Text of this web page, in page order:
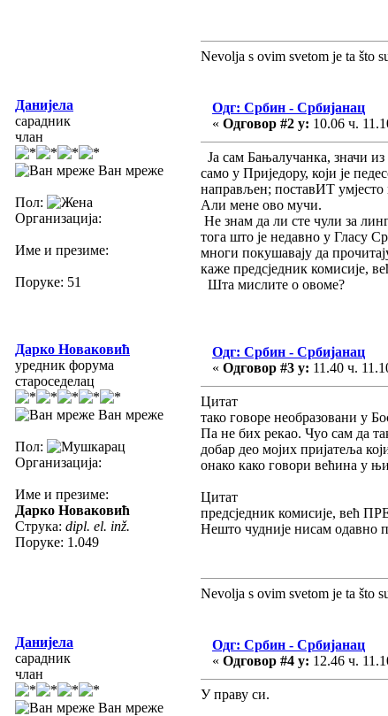
Nevolja s ovim svetom je ta što
Данијела
сарадник
члан
Ван мреже
Пол:
Организација:
Име и презиме:
Поруке: 51
Одг: Србин - Србијанац
« Одговор #2 у: 10.06 ч.
Ја сам Бањалучанка, значи
само у Приједору, који је
направљен; поставИТ
Али мене ово мучи.
Не знам да ли сте чули за
тога што је недавно у Гласу
многи покушавају да
каже предсједник
Шта мислите о овоме?
Дарко Новаковић
уредник форума
староседелац
Ван мреже
Пол:
Организација:
Име и презиме:
Дарко Новаковић
Струка: dipl. el. inž.
Поруке: 1.049
Одг: Србин - Србијанац
« Одговор #3 у: 11.40 ч.
Цитат
тако говоре необразовани у
Па не бих рекао. Чуо сам да
добар део мојих пријатеља
онако како говори већина у
Цитат
предсједник комисије,
Нешто чудније нисам одавно
Nevolja s ovim svetom je ta što
Данијела
сарадник
члан
Ван мреже
Одг: Србин - Србијанац
« Одговор #4 у: 12.46 ч.
У праву си.